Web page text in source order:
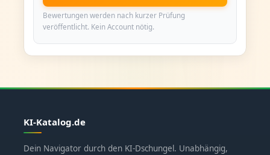
Bewertungen werden nach kurzer Prüfung
veröffentlicht. Kein Account nötig.
KI-Katalog.de
Dein Navigator durch den KI-Dschungel. Unabhängig,